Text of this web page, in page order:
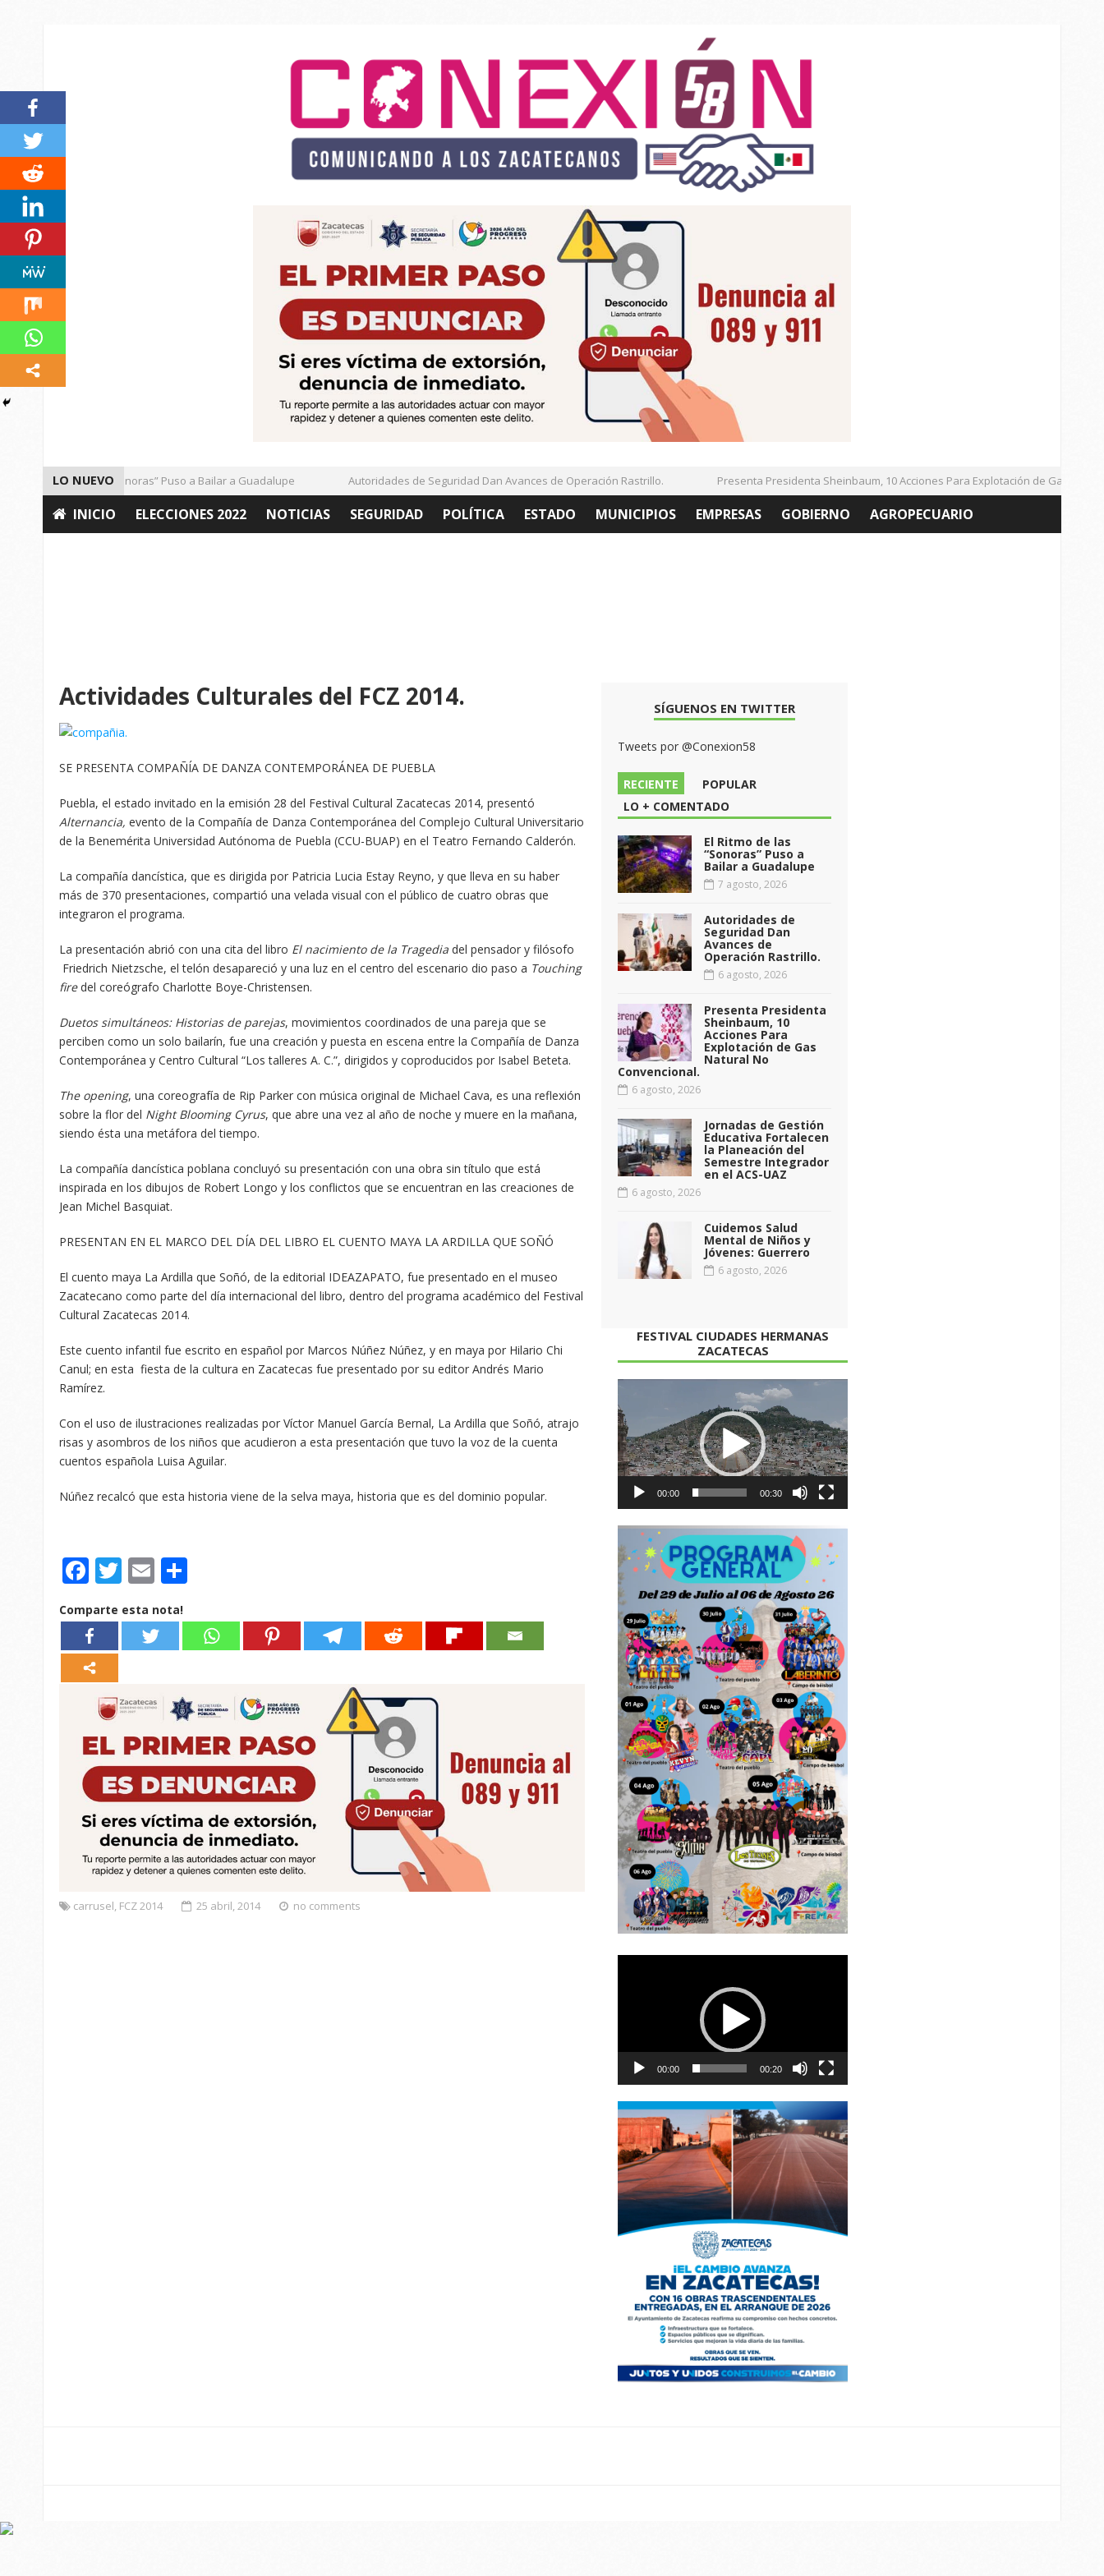
LO NUEVO
El Ritmo de las “Sonoras” Puso a Bailar a Guadalupe Autoridades de Seguridad Dan Avances de Operación Rastrillo. Presenta Presidenta Sheinbaum, 10 Acciones Para Explotación de Gas Natural
INICIO ELECCIONES 2022 NOTICIAS SEGURIDAD POLÍTICA ESTADO MUNICIPIOS EMPRESAS GOBIERNO AGROPECUARIO
Actividades Culturales del FCZ 2014.
SE PRESENTA COMPAÑÍA DE DANZA CONTEMPORÁNEA DE PUEBLA
Puebla, el estado invitado en la emisión 28 del Festival Cultural Zacatecas 2014, presentó
Alternancia, evento de la Compañía de Danza Contemporánea del Complejo Cultural Universitario
de la Benemérita Universidad Autónoma de Puebla (CCU-BUAP) en el Teatro Fernando Calderón.
La compañía dancística, que es dirigida por Patricia Lucia Estay Reyno, y que lleva en su haber
más de 370 presentaciones, compartió una velada visual con el público de cuatro obras que
integraron el programa.
La presentación abrió con una cita del libro El nacimiento de la Tragedia del pensador y filósofo
Friedrich Nietzsche, el telón desapareció y una luz en el centro del escenario dio paso a Touching
firedel coreógrafo Charlotte Boye-Christensen.
Duetos simultáneos: Historias de parejas, movimientos coordinados de una pareja que se
perciben como un solo bailarín, fue una creación y puesta en escena entre la Compañía de Danza
Contemporánea y Centro Cultural “Los talleres A. C.”, dirigidos y coproducidos por Isabel Beteta.
The opening, una coreografía de Rip Parker con música original de Michael Cava, es una reflexión
sobre la flor del Night Blooming Cyrus, que abre una vez al año de noche y muere en la mañana,
siendo ésta una metáfora del tiempo.
La compañía dancística poblana concluyó su presentación con una obra sin título que está
inspirada en los dibujos de Robert Longo y los conflictos que se encuentran en las creaciones de
Jean Michel Basquiat.
PRESENTAN EN EL MARCO DEL DÍA DEL LIBRO EL CUENTO MAYA LA ARDILLA QUE SOÑÓ
El cuento maya La Ardilla que Soñó, de la editorial IDEAZAPATO, fue presentado en el museo
Zacatecano como parte del día internacional del libro, dentro del programa académico del Festival
Cultural Zacatecas 2014.
Este cuento infantil fue escrito en español por Marcos Núñez Núñez, y en maya por Hilario Chi
Canul; en esta fiesta de la cultura en Zacatecas fue presentado por su editor Andrés Mario
Ramírez.
Con el uso de ilustraciones realizadas por Víctor Manuel García Bernal, La Ardilla que Soñó, atrajo
risas y asombros de los niños que acudieron a esta presentación que tuvo la voz de la cuenta
cuentos española Luisa Aguilar.
Núñez recalcó que esta historia viene de la selva maya, historia que es del dominio popular.
Facebook
Twitter
Email
Comparte esta nota!
carrusel, FCZ 2014 25 abril, 2014 no comments
SÍGUENOS EN TWITTER
Tweets por @Conexion58
RECIENTE
POPULAR
LO + COMENTADO
El Ritmo de las
“Sonoras” Puso a
Bailar a Guadalupe
7 agosto, 2026
Autoridades de
Seguridad Dan
Avances de
Operación Rastrillo.
6 agosto, 2026
Presenta Presidenta
Sheinbaum, 10
Acciones Para
Explotación de Gas
Natural No
Convencional.
6 agosto, 2026
Jornadas de Gestión
Educativa Fortalecen
la Planeación del
Semestre Integrador
en el ACS-UAZ
6 agosto, 2026
Cuidemos Salud
Mental de Niños y
Jóvenes: Guerrero
6 agosto, 2026
FESTIVAL CIUDADES HERMANAS
ZACATECAS
de
vídeo
00:00 00:30
00:00 00:20